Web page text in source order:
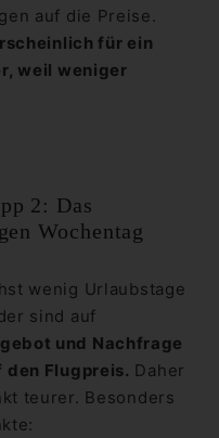
auf die Preise.
für ein
weil weniger
2: Das
Wochentag
wenig Urlaubstage
sind auf
und Nachfrage
den Flugpreis. Daher
teurer. Besonders